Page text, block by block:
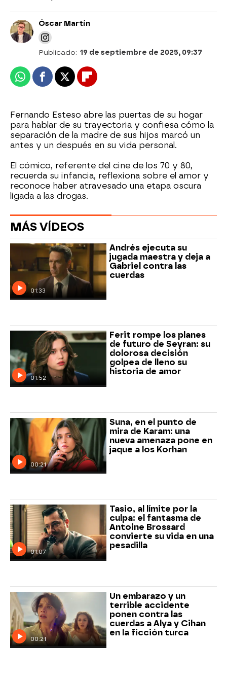
Óscar Martín
Publicado: 19 de septiembre de 2025, 09:37
WhatsappFacebook
X Flipboard
Fernando Esteso abre las puertas de su hogar
para hablar de su trayectoria y confiesa cómo la
separación de la madre de sus hijos marcó un
antes y un después en su vida personal.
El cómico, referente del cine de los 70 y 80,
recuerda su infancia, reflexiona sobre el amor y
reconoce haber atravesado una etapa oscura
ligada a las drogas.
MÁS VÍDEOS
01:33
Andrés ejecuta su
jugada maestra y deja a
Gabriel contra las
cuerdas
01:52
Ferit rompe los planes
de futuro de Seyran: su
dolorosa decisión
golpea de lleno su
historia de amor
00:21
Suna, en el punto de
mira de Karam: una
nueva amenaza pone en
jaque a los Korhan
01:07
Tasio, al límite por la
culpa: el fantasma de
Antoine Brossard
convierte su vida en una
pesadilla
00:21
Un embarazo y un
terrible accidente
ponen contra las
cuerdas a Alya y Cihan
en la ficción turca